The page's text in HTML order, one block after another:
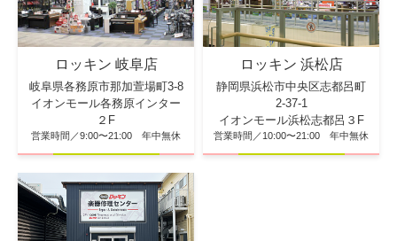
ロッキン 岐阜店
岐阜県各務原市那加萱場町3-8
イオンモール各務原インター
２F
営業時間／9:00〜21:00 年中無休
ロッキン 浜松店
静岡県浜松市中央区志都呂町
2-37-1
イオンモール浜松志都呂３F
営業時間／10:00〜21:00 年中無休